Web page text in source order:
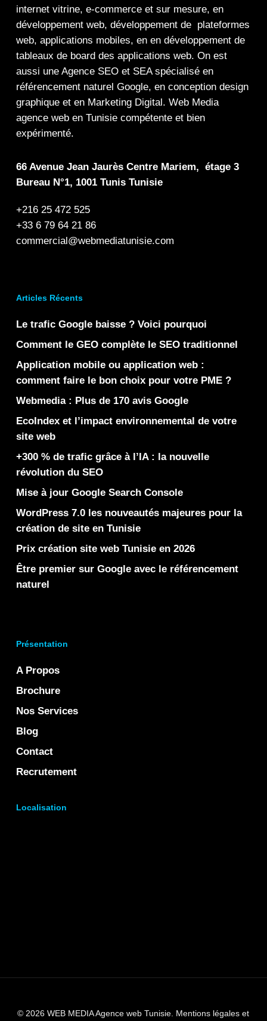
internet vitrine, e-commerceet sur mesure, en
développement web, développement de plateformes
web, applications mobiles, en en développement de
tableaux de boarddes applications web. On est
aussi une Agence SEOet SEAspécialisé en
référencement naturel Google, en conception design
graphiqueet en Marketing Digital. Web Media
agence web en Tunisie compétente et bien
expérimenté.
66 Avenue Jean Jaurès Centre Mariem, étage 3
Bureau N°1, 1001 Tunis Tunisie
+216 25 472 525
+33 6 79 64 21 86
commercial@webmediatunisie.com
Articles Récents
Le trafic Google baisse ? Voici pourquoi
Comment le GEO complète le SEO traditionnel
Application mobile ou application web :
comment faire le bon choix pour votre PME ?
Webmedia : Plus de 170 avis Google
EcoIndex et l’impact environnemental de votre
site web
+300 % de trafic grâce à l’IA : la nouvelle
révolution du SEO
Mise à jour Google Search Console
WordPress 7.0 les nouveautés majeures pour la
création de site en Tunisie
Prix création site web Tunisie en 2026
Être premier sur Google avec le référencement
naturel
Présentation
A Propos
Brochure
Nos Services
Blog
Contact
Recrutement
Localisation
© 2026 WEB MEDIA Agence web Tunisie. Mentions légales et